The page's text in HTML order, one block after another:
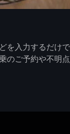
を入力するだけ
のご予約や不明